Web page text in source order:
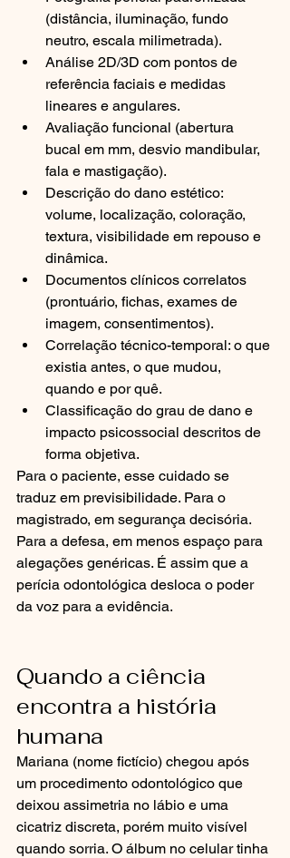
(distância, iluminação, fundo
neutro, escala milimetrada).
Análise 2D/3D com pontos de
referência faciais e medidas
lineares e angulares.
Avaliação funcional (abertura
bucal em mm, desvio mandibular,
fala e mastigação).
Descrição do dano estético:
volume, localização, coloração,
textura, visibilidade em repouso e
dinâmica.
Documentos clínicos correlatos
(prontuário, fichas, exames de
imagem, consentimentos).
Correlação técnico-temporal: o que
existia antes, o que mudou,
quando e por quê.
Classificação do grau de dano e
impacto psicossocial descritos de
forma objetiva.
Para o paciente, esse cuidado se
traduz em previsibilidade. Para o
magistrado, em segurança decisória.
Para a defesa, em menos espaço para
alegações genéricas. É assim que a
perícia odontológica desloca o poder
da voz para a evidência.
Quando a ciência
encontra a história
humana
Mariana (nome fictício) chegou após
um procedimento odontológico que
deixou assimetria no lábio e uma
cicatriz discreta, porém muito visível
quando sorria. O álbum no celular tinha